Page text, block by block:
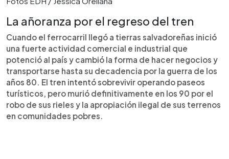
La añoranza por el regreso del tren
Cuando el ferrocarril llegó a tierras salvadoreñas inició
una fuerte actividad comercial e industrial que
potenció al país y cambió la forma de hacer negocios y
transportarse hasta su decadencia por la guerra de los
años 80. El tren intentó sobrevivir operando paseos
turísticos, pero murió definitivamente en los 90 por el
robo de sus rieles y la apropiación ilegal de sus terrenos
en comunidades pobres.